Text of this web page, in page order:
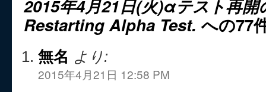
2015年4月21日(火)αテスト再開
Restarting Alpha Test. への77
無名 より:
2015年4月21日 12:58 PM